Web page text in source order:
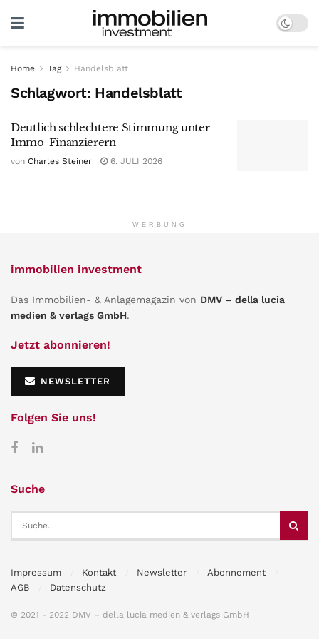
Home Tag Handelsblatt
Schlagwort: Handelsblatt
Deutlich schlechtere Stimmung unter
Immo-Finanzierern
von Charles Steiner 6. JULI 2026
WERBUNG
immobilien investment
Das Immobilien- & Anlagemagazin von DMV – della lucia
medien & verlags GmbH.
Jetzt abonnieren!
NEWSLETTER
Folgen Sie uns!
Suche
Impressum Kontakt Newsletter
Abonnement
AGB
Datenschutz
© 2021 - 2022 DMV – della lucia medien & verlags GmbH